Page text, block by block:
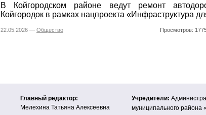
В Койгородском районе ведут ремонт
Койгородок в рамках нацпроекта «Инфраструктура
22.05.2026 — Общество Просмотров:
Главный редактор:
Мелехина Татьяна Алексеевна
Учредители:
муниципального района